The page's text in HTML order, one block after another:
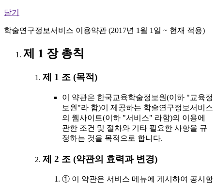
닫기
학술연구정보서비스 이용약관 (2017년 1월 1일 ~ 현재 적용)
제 1 장 총칙
제 1 조 (목적)
이 약관은 한국교육학술정보원(이하 "교육정
보원"라 함)이 제공하는 학술연구정보서비스
의 웹사이트(이하 "서비스" 라함)의 이용에
관한 조건 및 절차와 기타 필요한 사항을 규
정하는 것을 목적으로 합니다.
제 2 조 (약관의 효력과 변경)
① 이 약관은 서비스 메뉴에 게시하여 공시함